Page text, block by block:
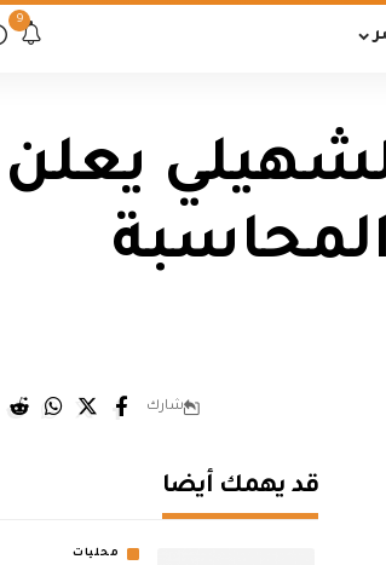
9
يعلن
شارك
قد يهمك أيضا
محليات